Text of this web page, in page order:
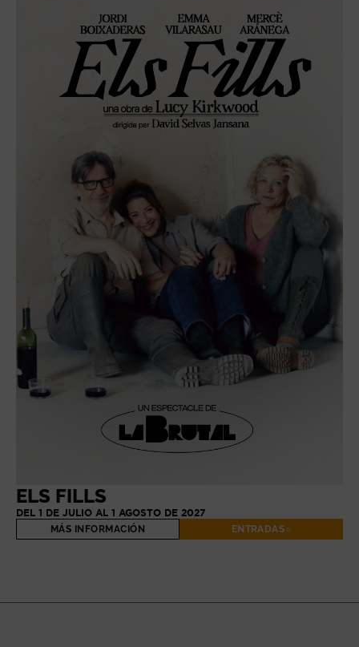
ELS FILLS
DEL 1 DE JULIO AL 1 AGOSTO DE 2027
MÁS INFORMACIÓN ENTRADAS